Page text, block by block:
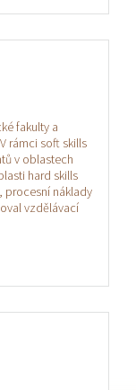
fakulty a
rámci soft skills
v oblastech
hard skills
procesní náklady
vzdělávací